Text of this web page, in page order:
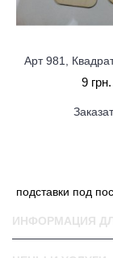
Арт 981,
9 грн.
подставки под
ИНФОРМАЦИЯ